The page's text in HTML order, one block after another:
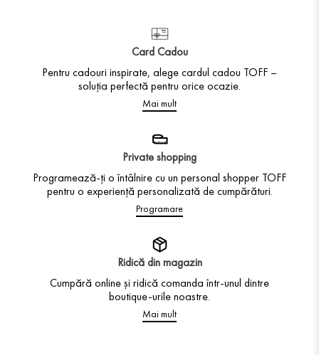
Card Cadou
Pentru cadouri inspirate, alege cardul cadou TOFF –
soluția perfectă pentru orice ocazie.
Mai mult
Private shopping
Programează-ți o întâlnire cu un personal shopper TOFF
pentru o experiență personalizată de cumpărături.
Programare
Ridică din magazin
Cumpără online și ridică comanda într-unul dintre
boutique-urile noastre.
Mai mult